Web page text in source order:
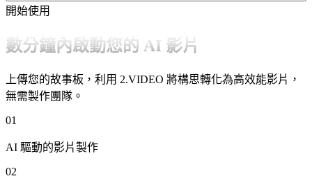
開始使用
數分鐘內啟動您的 AI 影片
上傳您的故事板，利用 2.VIDEO 將構思轉化為高效能影片，
無需製作團隊。
01
AI 驅動的影片製作
02